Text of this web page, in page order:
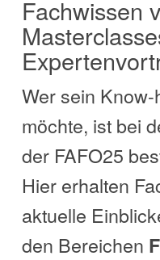
Fachwissen
Wer sein
möchte, ist bei
der FAFO25
Hier erhalten
aktuelle
den Bereichen